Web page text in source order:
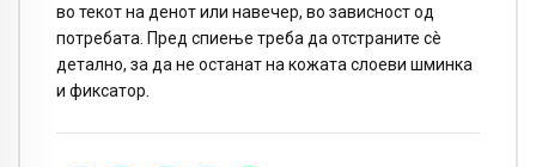
во текот на денот или навечер, во зависност од
потребата. Пред спиење треба да отстраните сè
детално, за да не останат на кожата слоеви шминка
и фиксатор.